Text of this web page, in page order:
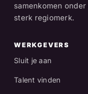
samenkomen onder
sterk regiomerk.
WERKGEVERS
Sluit je aan
Talent vinden